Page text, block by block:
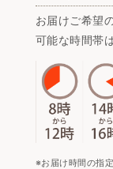
お届けご希望
可能な時間帯
※お届け時間の指